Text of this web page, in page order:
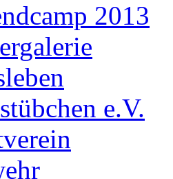
2013
e.V.